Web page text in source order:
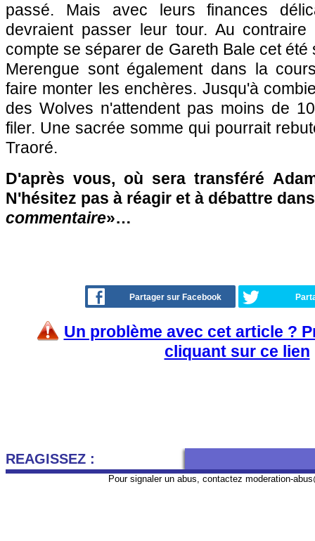
passé. Mais avec leurs finances
devraient passer leur tour. Au
compte se séparer de Gareth Bale cet
Merengue sont également dans la
faire monter les enchères. Jusqu'à
des Wolves n'attendent pas moins de
filer. Une sacrée somme qui pourrait
Traoré.
D'après vous, où sera transféré
N'hésitez pas à réagir et à débattre
commentaire»…
Partager sur Facebook
Un problème avec cet article ?
cliquant sur ce lien
REAGISSEZ :
Pour signaler un abus, contactez moderation-